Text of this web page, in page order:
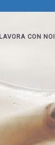
LAVORA CON NOI